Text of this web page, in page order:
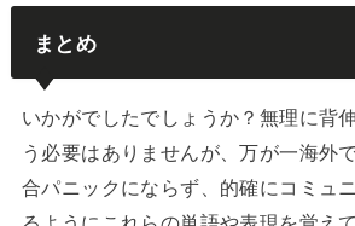
まとめ
いかがでしたでしょうか？無理に背
う必要はありませんが、万が一海外
合パニックにならず、的確にコミュ